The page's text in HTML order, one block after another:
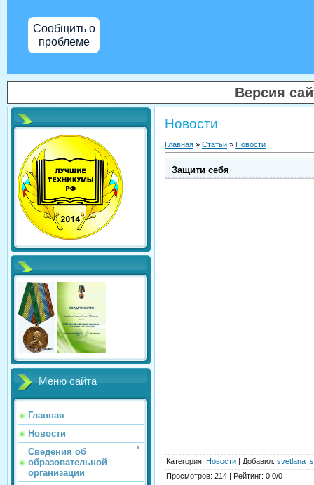
Сообщить о
проблеме
Версия
Меню сайта
Главная
Новости
Сведения об
образовательной
организации
Новости
Главная » Статьи » Новости
Защити себя
Категория: Новости | Добавил:
Просмотров: 214 | Рейтинг: 0.0/0